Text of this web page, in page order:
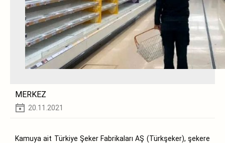
MERKEZ
20.11.2021
Kamuya ait Türkiye Şeker Fabrikaları AŞ (Türkşeker), şekere